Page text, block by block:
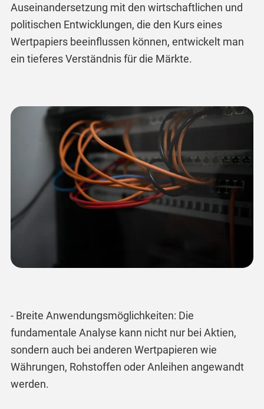
Auseinandersetzung mit den wirtschaftlichen und
politischen Entwicklungen, die den Kurs eines
Wertpapiers beeinflussen können, entwickelt man
ein tieferes Verständnis für die Märkte.
- Breite Anwendungsmöglichkeiten: Die
fundamentale Analyse kann nicht nur bei Aktien,
sondern auch bei anderen Wertpapieren wie
Währungen, Rohstoffen oder Anleihen angewandt
werden.